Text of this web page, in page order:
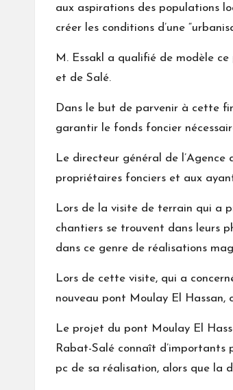
aux aspirations des populations
créer les conditions d’une
M. Essakl a qualifié de modèle
et de Salé.
Dans le but de parvenir à cette
garantir le fonds foncier
Le directeur général de
propriétaires fonciers et aux
Lors de la visite de terrain qui a
chantiers se trouvent dans leurs
dans ce genre de réalisations
Lors de cette visite, qui a
nouveau pont Moulay El Hassan,
Le projet du pont Moulay El
Rabat-Salé connaît
pc de sa réalisation, alors que la